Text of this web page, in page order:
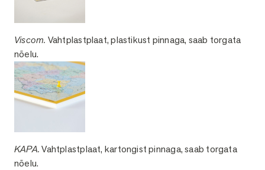
Viscom. Vahtplastplaat, plastikust pinnaga, saab torgata
nõelu.
KAPA.Vahtplastplaat, kartongist pinnaga, saab torgata
nõelu.